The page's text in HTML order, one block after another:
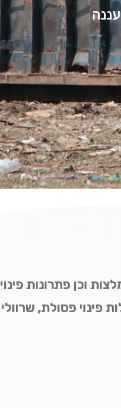
וכן פתרונות פינוי
פינוי פסולת, שרוולי